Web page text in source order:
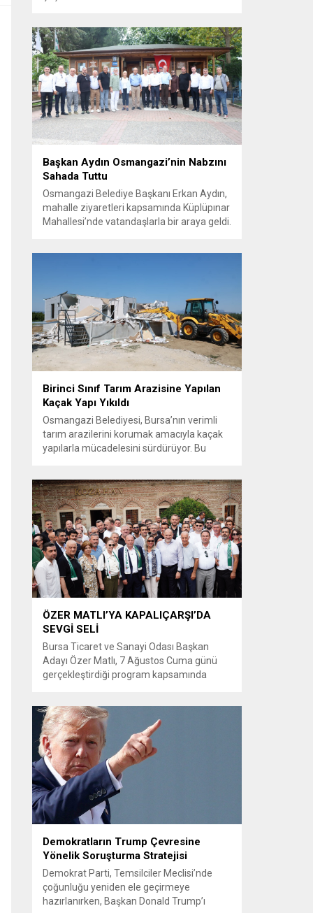
esnada bir yaşlı kadının çocuklarının
işsizliğine dair yakınmasını dinledi. Kadının
dertlerini Kürtçe olarak doğrudan Bakan
Şimşek’e aktarması, orada bulunanların
ilgisini çekti. Şimşek ise samimi bir...
Başkan Aydın Osmangazi’nin Nabzını
Sahada Tuttu
Osmangazi Belediye Başkanı Erkan Aydın,
mahalle ziyaretleri kapsamında Küplüpınar
Mahallesi’nde vatandaşlarla bir araya geldi.
vatandaşlarla güçlü ve doğrudan iletişim
kurmaya öncelik veren Osmangazi
Belediye Başkanı Erkan Aydın, sosyal
belediyecilik...
Birinci Sınıf Tarım Arazisine Yapılan
Kaçak Yapı Yıkıldı
Osmangazi Belediyesi, Bursa’nın verimli
tarım arazilerini korumak amacıyla kaçak
yapılarla mücadelesini sürdürüyor. Bu
çalışması sırasında binanın bodrum
katında yavrularıyla birlikte bir kediyi fark
eden ekipler, anne kedi ve yavrularını
güvenli bir şekilde bulundukları alandan
kurtardı. Kaçak yapılaşmayla...
ÖZER MATLI’YA KAPALIÇARŞI’DA
SEVGİ SELİ
Bursa Ticaret ve Sanayi Odası Başkan
Adayı Özer Matlı, 7 Ağustos Cuma günü
gerçekleştirdiği program kapsamında
namazına katıldı ve Kapalıçarşı esnafı ile
buluştu. Bursa Ticaret ve Sanayi Odası
Başkan Adayı Özer Matlı ve beraberindeki
heyet çalışmalarını Bursa’nın tarihine,
değerlerine...
Demokratların Trump Çevresine
Yönelik Soruşturma Stratejisi
Demokrat Parti, Temsilciler Meclisi’nde
çoğunluğu yeniden ele geçirmeye
hazırlanırken, Başkan Donald Trump’ı